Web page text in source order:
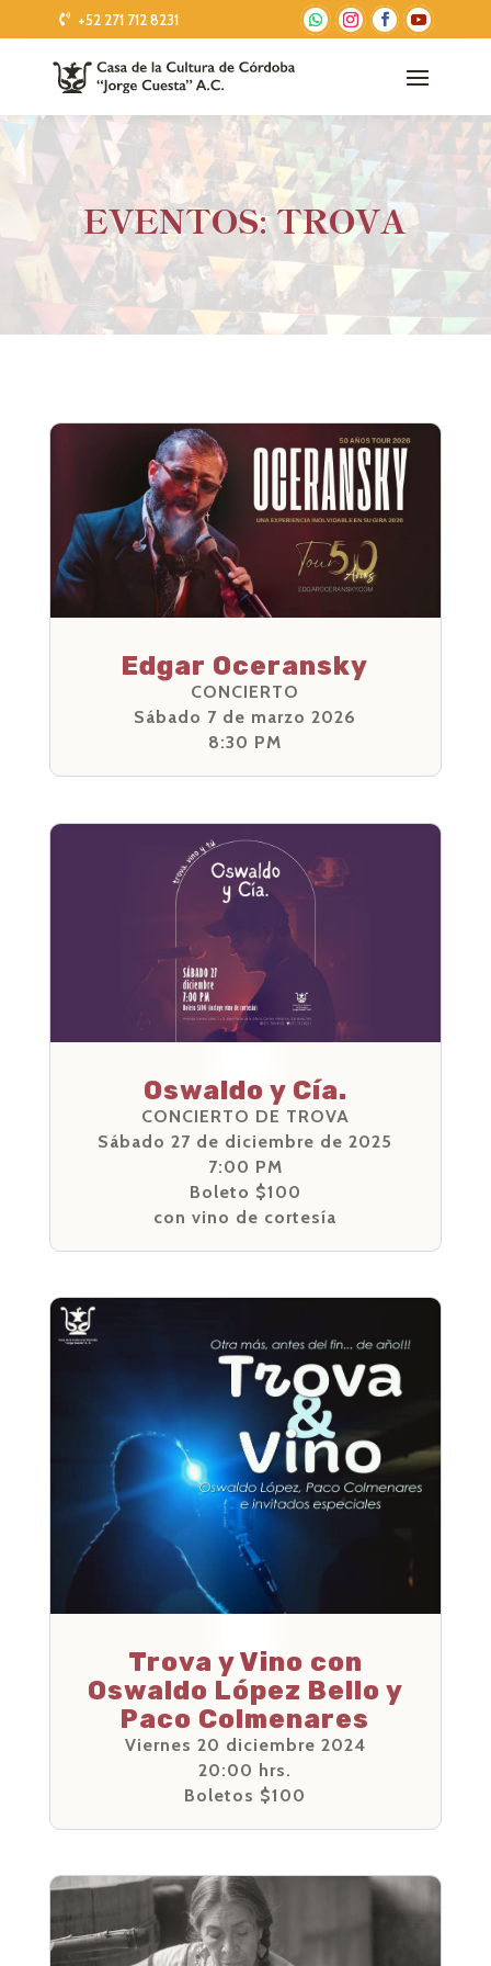
+52 271 712 8231
EVENTOS: TROVA
Edgar Oceransky
CONCIERTO
Sábado 7 de marzo 2026
8:30 PM
Oswaldo y Cía.
CONCIERTO DE TROVA
Sábado 27 de diciembre de 2025
7:00 PM
Boleto $100
con vino de cortesía
Trova y Vino con
Oswaldo López Bello y
Paco Colmenares
Viernes 20 diciembre 2024
20:00 hrs.
Boletos $100